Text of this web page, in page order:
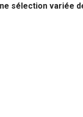
sélection